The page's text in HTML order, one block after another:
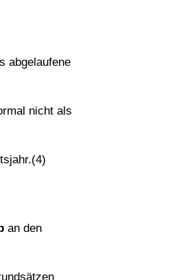
abgelaufene
nicht als
an den